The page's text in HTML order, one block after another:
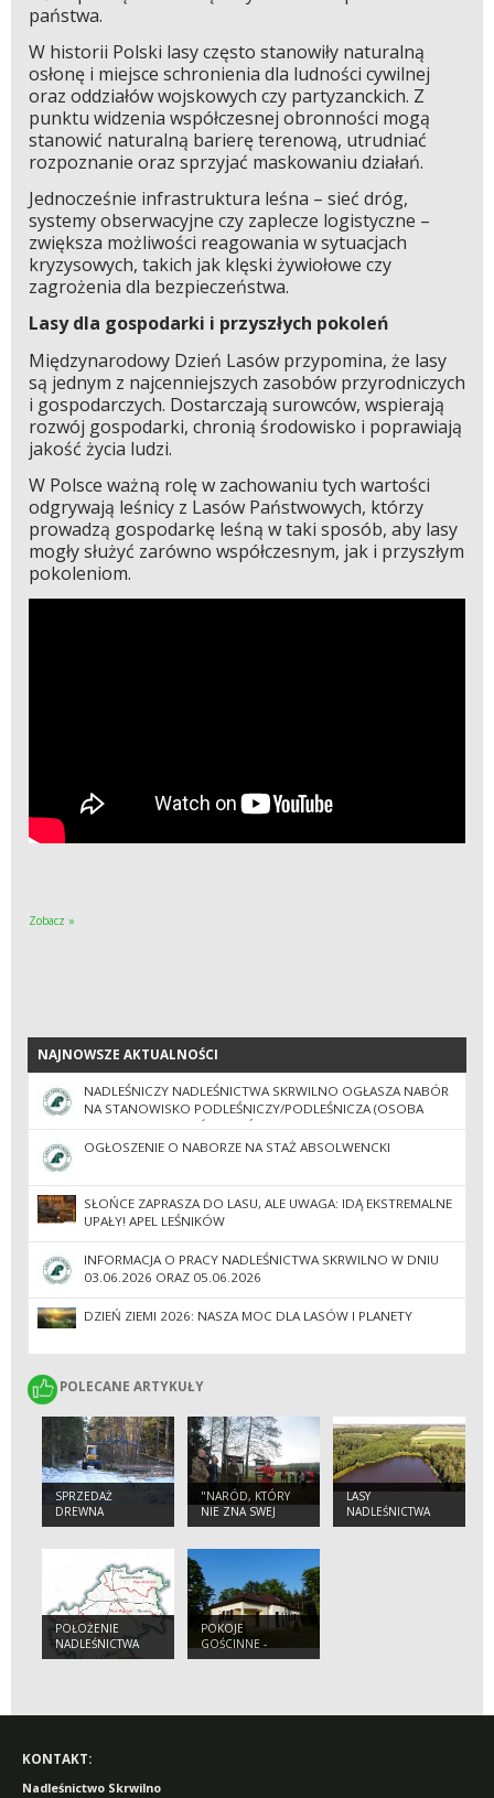
państwa.
W historii Polski lasy często stanowiły naturalną
osłonę i miejsce schronienia dla ludności cywilnej
oraz oddziałów wojskowych czy partyzanckich. Z
punktu widzenia współczesnej obronności mogą
stanowić naturalną barierę terenową, utrudniać
rozpoznanie oraz sprzyjać maskowaniu działań.
Jednocześnie infrastruktura leśna – sieć dróg,
systemy obserwacyjne czy zaplecze logistyczne –
zwiększa możliwości reagowania w sytuacjach
kryzysowych, takich jak klęski żywiołowe czy
zagrożenia dla bezpieczeństwa.
Lasy dla gospodarki i przyszłych pokoleń
Międzynarodowy Dzień Lasów przypomina, że lasy
są jednym z najcenniejszych zasobów przyrodniczych
i gospodarczych. Dostarczają surowców, wspierają
rozwój gospodarki, chronią środowisko i poprawiają
jakość życia ludzi.
W Polsce ważną rolę w zachowaniu tych wartości
odgrywają leśnicy z Lasów Państwowych, którzy
prowadzą gospodarkę leśną w taki sposób, aby lasy
mogły służyć zarówno współczesnym, jak i przyszłym
pokoleniom.
Zobacz »
NAJNOWSZE AKTUALNOŚCI
NAJNOWSZE AKTUALNOŚCI
NADLEŚNICZY NADLEŚNICTWA SKRWILNO OGŁASZA NABÓR
NA STANOWISKO PODLEŚNICZY/PODLEŚNICZA (OSOBA
ZAJMUJĄCA SIĘ SZKÓŁKĄ LEŚNĄ)
OGŁOSZENIE O NABORZE NA STAŻ ABSOLWENCKI
SŁOŃCE ZAPRASZA DO LASU, ALE UWAGA: IDĄ EKSTREMALNE
UPAŁY! APEL LEŚNIKÓW
INFORMACJA O PRACY NADLEŚNICTWA SKRWILNO W DNIU
03.06.2026 ORAZ 05.06.2026
DZIEŃ ZIEMI 2026: NASZA MOC DLA LASÓW I PLANETY
POLECANE ARTYKUŁY
POLECANE ARTYKUŁY
SPRZEDAŻ
DREWNA
"NARÓD, KTÓRY
NIE ZNA SWEJ
HISTORII SKAZANY
PRZEŻYCIE".
LASY
NADLEŚNICTWA
SKRWILNO
POŁOŻENIE
NADLEŚNICTWA
SKRWILNO
POKOJE
GOŚCINNE -
SKRWILNO
KONTAKT:
Nadleśnictwo Skrwilno